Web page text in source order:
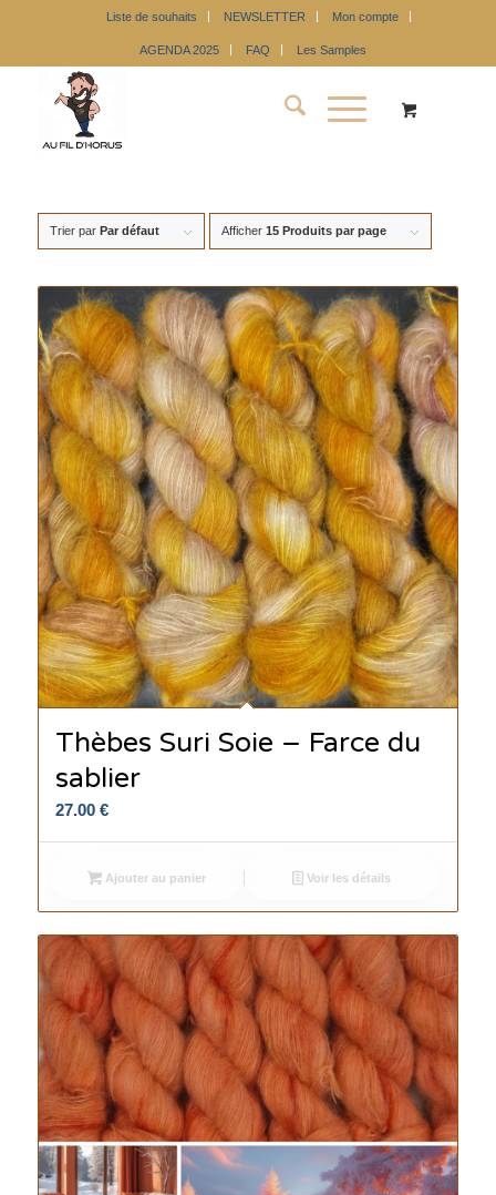
Liste de souhaits NEWSLETTER Mon compte
AGENDA 2025 FAQ Les Samples
Trier par Par défaut Afficher 15 Produits par page
Thèbes Suri Soie – Farce du
sablier
27.00 €
Ajouter au panier Voir les détails